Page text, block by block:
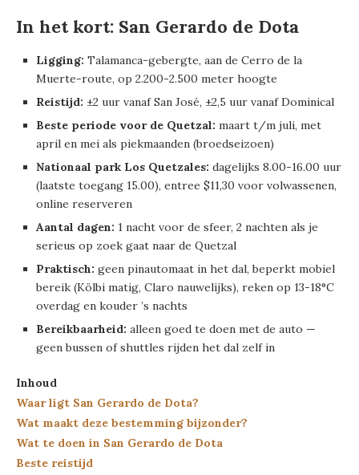
In het kort: San Gerardo de Dota
Ligging: Talamanca-gebergte, aan de Cerro de la
Muerte-route, op 2.200-2.500 meter hoogte
Reistijd: ±2 uur vanaf San José, ±2,5 uur vanaf Dominical
Beste periode voor de Quetzal: maart t/m juli, met
april en mei als piekmaanden (broedseizoen)
Nationaal park Los Quetzales: dagelijks 8.00-16.00 uur
(laatste toegang 15.00), entree $11,30 voor volwassenen,
online reserveren
Aantal dagen: 1 nacht voor de sfeer, 2 nachten als je
serieus op zoek gaat naar de Quetzal
Praktisch: geen pinautomaat in het dal, beperkt mobiel
bereik (Kölbi matig, Claro nauwelijks), reken op 13-18°C
overdag en kouder ’s nachts
Bereikbaarheid: alleen goed te doen met de auto —
geen bussen of shuttles rijden het dal zelf in
Inhoud
Waar ligt San Gerardo de Dota?
Wat maakt deze bestemming bijzonder?
Wat te doen in San Gerardo de Dota
Beste reistijd